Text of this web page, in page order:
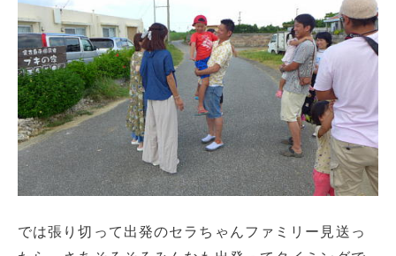
では張り切って出発のセラちゃんファミリー見送っ